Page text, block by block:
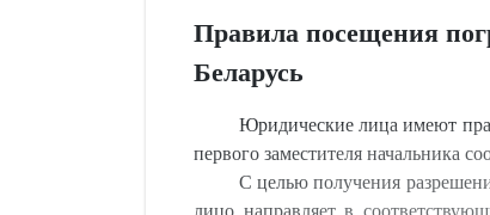
Правила посещения
Беларусь
Юридические лица имеют
первого заместителя начальника
С целью получения
лицо направляет в